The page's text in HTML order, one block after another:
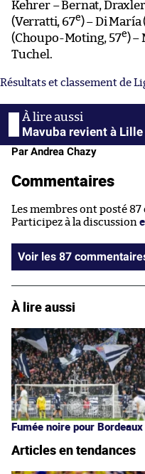
Kehrer – Bernat,
(Verratti, 67e) – Di
(Choupo-Moting, 57e) –
Tuchel.
Résultats et classement de
Mavuba revient à Lille
Par Andrea Chazy
Commentaires
Les membres ont posté
Participez à la discussion
Voir les 87
À lire aussi
Fumée noire pour Bordeaux
Articles en tendances